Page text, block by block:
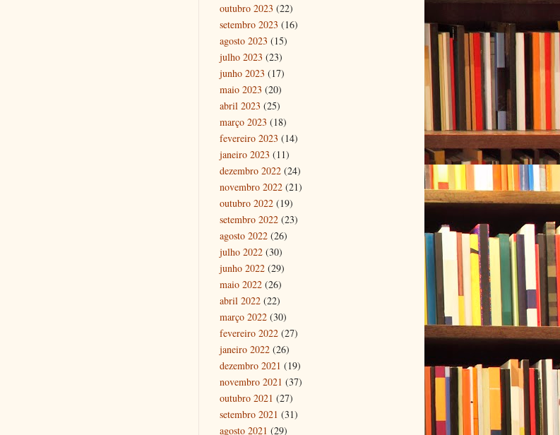
outubro 2023 (22)
setembro 2023 (16)
agosto 2023 (15)
julho 2023 (23)
junho 2023 (17)
maio 2023 (20)
abril 2023 (25)
março 2023 (18)
fevereiro 2023 (14)
janeiro 2023 (11)
dezembro 2022 (24)
novembro 2022 (21)
outubro 2022 (19)
setembro 2022 (23)
agosto 2022 (26)
julho 2022 (30)
junho 2022 (29)
maio 2022 (26)
abril 2022 (22)
março 2022 (30)
fevereiro 2022 (27)
janeiro 2022 (26)
dezembro 2021 (19)
novembro 2021 (37)
outubro 2021 (27)
setembro 2021 (31)
agosto 2021 (29)